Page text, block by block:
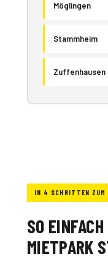
Möglingen
Stammheim
Zuffenhausen
IN 4 SCHRITTEN ZUM
SO
MIETPARK